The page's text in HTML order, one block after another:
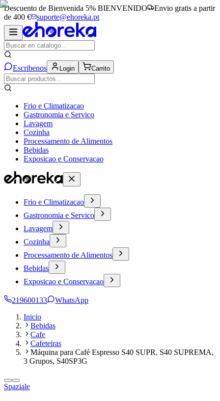
Descuento de Bienvenida 5% BIENVENIDO
Envio gratis a partir
de 400 €
suporte@ehoreka.pt
Escribenos Login Carrito
Frio e Climatizacao
Gastronomia e Servico
Lavagem
Cozinha
Processamento de Alimentos
Bebidas
Exposicao e Conservacao
Frio e Climatizacao
Gastronomia e Servico
Lavagem
Cozinha
Processamento de Alimentos
Bebidas
Exposicao e Conservacao
219600133
WhatsApp
Inicio
Bebidas
Cafe
Cafeteiras
Máquina para Café Espresso S40 SUPR, S40 SUPREMA,
3 Grupos, S40SP3G
Spaziale